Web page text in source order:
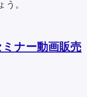
。
ナー動画販売